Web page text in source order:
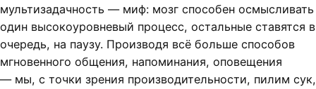
мультизадачность — миф: мозг способен осмысливать
один высокоуровневый процесс, остальные ставятся в
очередь, на паузу. Производя всё больше способов
мгновенного общения, напоминания, оповещения
— мы, с точки зрения производительности, пилим сук,